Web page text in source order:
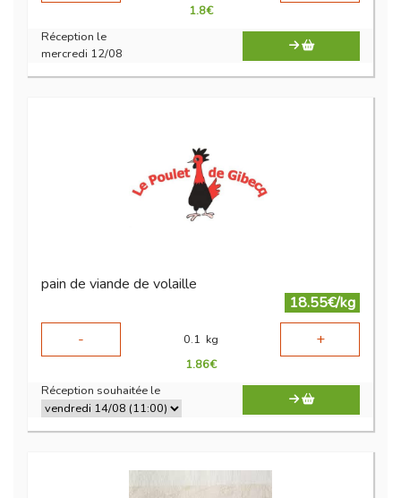
1.8€
Réception le
mercredi 12/08
pain de viande de volaille
18.55€/kg
-
0.1 kg +
1.86€
Réception souhaitée le